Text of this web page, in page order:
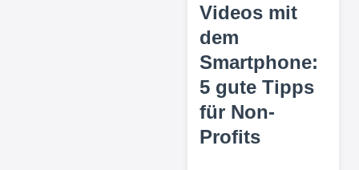
Videos mit
dem
Smartphone:
5 gute Tipps
für Non-
Profits